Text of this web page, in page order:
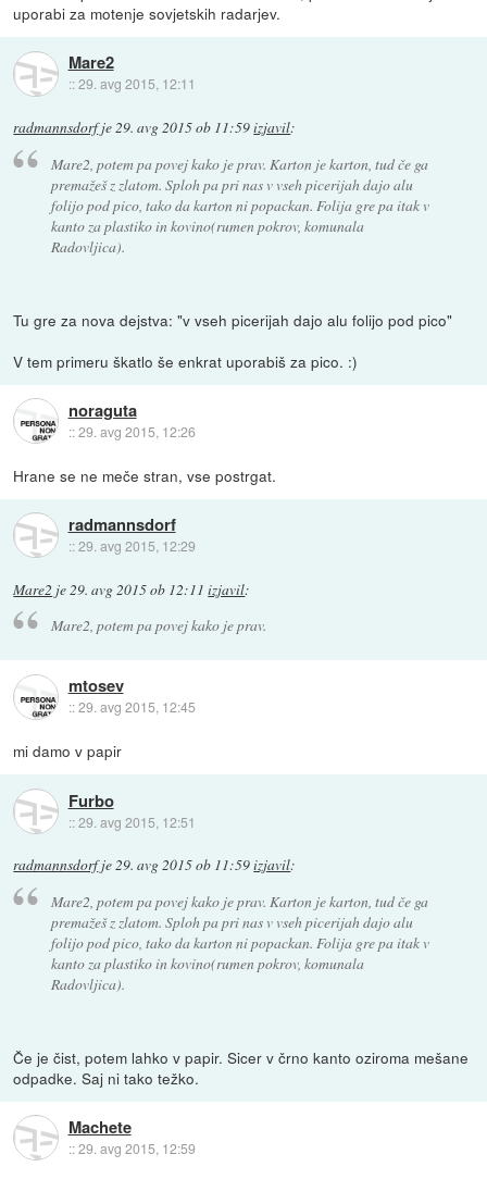
uporabi za motenje sovjetskih radarjev.
Mare2
::29. avg 2015, 12:11
radmannsdorfje29. avg 2015 ob 11:59izjavil:
Mare2, potem pa povej kako je prav. Karton je karton, tud če ga
premažeš z zlatom. Sploh pa pri nas v vseh picerijah dajo alu
folijo pod pico, tako da karton ni popackan. Folija gre pa itak v
kanto za plastiko in kovino(rumen pokrov, komunala
Radovljica).
Tu gre za nova dejstva: "v vseh picerijah dajo alu folijo pod pico"
V tem primeru škatlo še enkrat uporabiš za pico. :)
noraguta
::29. avg 2015, 12:26
Hrane se ne meče stran, vse postrgat.
radmannsdorf
::29. avg 2015, 12:29
Mare2 je29. avg 2015 ob 12:11 izjavil:
Mare2, potem pa povej kako je prav.
mtosev
::29. avg 2015, 12:45
mi damo v papir
Furbo
::29. avg 2015, 12:51
radmannsdorfje29. avg 2015 ob 11:59izjavil:
Mare2, potem pa povej kako je prav. Karton je karton, tud če ga
premažeš z zlatom. Sploh pa pri nas v vseh picerijah dajo alu
folijo pod pico, tako da karton ni popackan. Folija gre pa itak v
kanto za plastiko in kovino(rumen pokrov, komunala
Radovljica).
Če je čist, potem lahko v papir. Sicer v črno kanto oziroma mešane
odpadke. Saj ni tako težko.
Machete
::29. avg 2015, 12:59